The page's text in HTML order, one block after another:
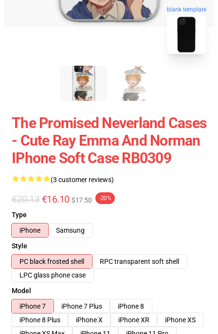
blank template
The Promised Neverland Cases
- Cute Ray Emma And Norman
IPhone Soft Case RB0309
(3 customer reviews)
€20.13 €16.10 $17.50 -20%
Type
iPhone
Samsung
Style
PC black frosted shell
RPC transparent soft shell
LPC glass phone case
Model
iPhone 7
iPhone 7 Plus
iPhone 8
iPhone 8 Plus
iPhone X iPhone XR
iPhone XS